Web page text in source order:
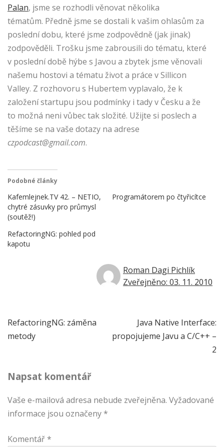
Palan, jsme se rozhodli věnovat několika
tématům. Předně jsme se dostali k vašim ohlasům za
poslední dobu, které jsme zodpovědně (jak jinak)
zodpověděli. Trošku jsme zabrousili do tématu, které
v poslední době hýbe s Javou a zbytek jsme věnovali
našemu hostovi a tématu život a práce v Sillicon
Valley. Z rozhovoru s Hubertem vyplavalo, že k
založení startupu jsou podmínky i tady v Česku a že
to možná neni vůbec tak složité. Užijte si poslech a
těšíme se na vaše dotazy na adrese
czpodcast@gmail.com.
Podobné články
Kafemlejnek.TV 42. – NETIO,
chytré zásuvky pro průmysl
(soutěž!)
Programátorem po čtyřicítce
RefactoringNG: pohled pod
kapotu
Roman Dagi Pichlík
Zveřejněno: 03. 11. 2010
Navigace
RefactoringNG: záměna
metody
Java Native Interface:
propojujeme Javu a C/C++ –
2
Napsat komentář
Vaše e-mailová adresa nebude zveřejněna. Vyžadované
informace jsou označeny *
Komentář *